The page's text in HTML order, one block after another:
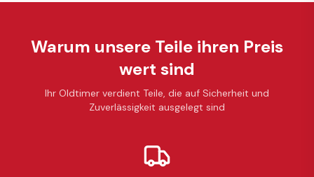
Warum unsere Teile ihren Preis
wert sind
Ihr Oldtimer verdient Teile, die auf Sicherheit und
Zuverlässigkeit ausgelegt sind